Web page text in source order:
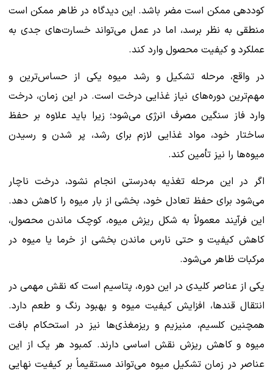
کوددهی ممکن است مضر باشد. این دیدگاه در ظاهر ممکن است
منطقی به نظر برسد، اما در عمل می‌تواند خسارت‌های جدی به
عملکرد و کیفیت محصول وارد کند.
در واقع، مرحله تشکیل و رشد میوه یکی از حساس‌ترین و
مهم‌ترین دوره‌های نیاز غذایی درخت است. در این زمان، درخت
وارد فاز سنگین مصرف انرژی می‌شود؛ زیرا باید علاوه بر حفظ
ساختار خود، مواد غذایی لازم برای رشد، پر شدن و رسیدن
میوه‌ها را نیز تأمین کند.
اگر در این مرحله تغذیه به‌درستی انجام نشود، درخت ناچار
می‌شود برای حفظ تعادل خود، بخشی از بار میوه را کاهش دهد.
این فرآیند معمولاً به شکل ریزش میوه، کوچک ماندن محصول،
کاهش کیفیت و حتی نارس ماندن بخشی از خرما یا میوه در
مرکبات ظاهر می‌شود.
یکی از عناصر کلیدی در این دوره، پتاسیم است که نقش مهمی در
انتقال قندها، افزایش کیفیت میوه و بهبود رنگ و طعم دارد.
همچنین کلسیم، منیزیم و ریزمغذی‌ها نیز در استحکام بافت
میوه و کاهش ریزش نقش اساسی دارند. کمبود هر یک از این
عناصر در زمان تشکیل میوه می‌تواند مستقیماً بر کیفیت نهایی